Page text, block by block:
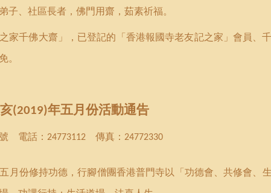
子、社區長者，佛門用齋，茹素祈福。
家千佛大齋」，已登記的「香港報國寺老友記之家」會員、
。
(2019)年五月份活動通告
電話： 24773112 傳真： 24772330
月份修持功德 ，行腳僧團香港普門寺以 「功德會、共修會、